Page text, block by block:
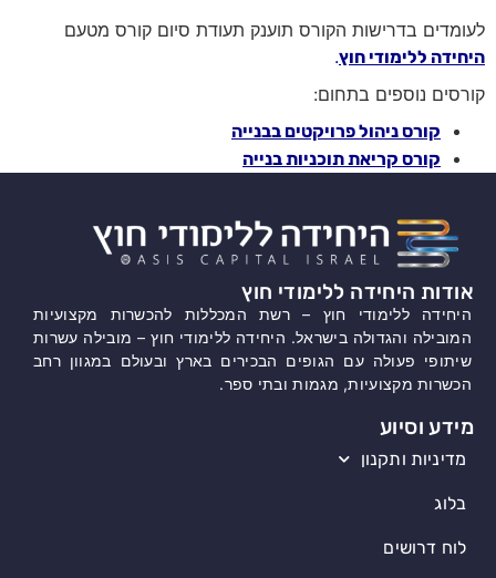
לעומדים בדרישות הקורס תוענק תעודת סיום קורס מטעם
היחידה ללימודי חוץ.
קורסים נוספים בתחום:
קורס ניהול פרויקטים בבנייה
קורס קריאת תוכניות בנייה
אודות היחידה ללימודי חוץ
היחידה ללימודי חוץ – רשת המכללות להכשרות מקצועיות
המובילה והגדולה בישראל. היחידה ללימודי חוץ – מובילה עשרות
שיתופי פעולה עם הגופים הבכירים בארץ ובעולם במגוון רחב
הכשרות מקצועיות, מגמות ובתי ספר.
מידע וסיוע
מדיניות ותקנון
בלוג
לוח דרושים